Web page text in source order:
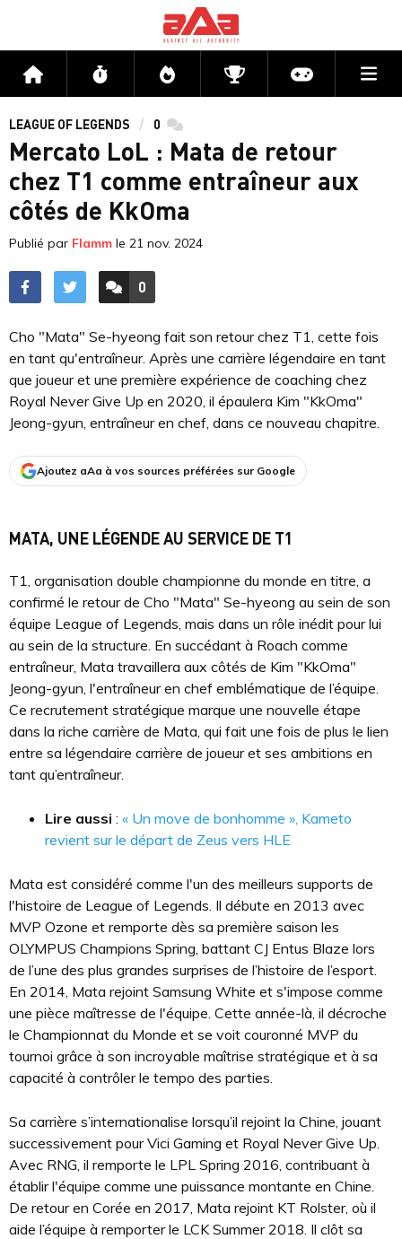
Accueil Flux Directs CompétitionsActu jeux
LEAGUE OF LEGENDS 0 commentaires
Mercato LoL : Mata de retour
chez T1 comme entraîneur aux
côtés de KkOma
Publié par Flamm le 21 nov. 2024
ACCÉDER AUX
0
COMMENTAIRES
Cho "Mata" Se-hyeong fait son retour chez T1, cette fois
en tant qu'entraîneur. Après une carrière légendaire en tant
que joueur et une première expérience de coaching chez
Royal Never Give Up en 2020, il épaulera Kim "KkOma"
Jeong-gyun, entraîneur en chef, dans ce nouveau chapitre.
Ajoutez aAa à vos sources préférées sur Google
MATA, UNE LÉGENDE AU SERVICE DE T1
T1, organisation double championne du monde en titre, a
confirmé le retour de Cho "Mata" Se-hyeong au sein de son
équipe League of Legends, mais dans un rôle inédit pour lui
au sein de la structure. En succédant à Roach comme
entraîneur, Mata travaillera aux côtés de Kim "KkOma"
Jeong-gyun, l'entraîneur en chef emblématique de l’équipe.
Ce recrutement stratégique marque une nouvelle étape
dans la riche carrière de Mata, qui fait une fois de plus le lien
entre sa légendaire carrière de joueur et ses ambitions en
tant qu’entraîneur.
Lire aussi : « Un move de bonhomme », Kameto
revient sur le départ de Zeus vers HLE
Mata est considéré comme l'un des meilleurs supports de
l'histoire de League of Legends. Il débute en 2013 avec
MVP Ozone et remporte dès sa première saison les
OLYMPUS Champions Spring, battant CJ Entus Blaze lors
de l’une des plus grandes surprises de l’histoire de l’esport.
En 2014, Mata rejoint Samsung White et s'impose comme
une pièce maîtresse de l'équipe. Cette année-là, il décroche
le Championnat du Monde et se voit couronné MVP du
tournoi grâce à son incroyable maîtrise stratégique et à sa
capacité à contrôler le tempo des parties.
Sa carrière s’internationalise lorsqu’il rejoint la Chine, jouant
successivement pour Vici Gaming et Royal Never Give Up.
Avec RNG, il remporte le LPL Spring 2016, contribuant à
établir l'équipe comme une puissance montante en Chine.
De retour en Corée en 2017, Mata rejoint KT Rolster, où il
aide l’équipe à remporter le LCK Summer 2018. Il clôt sa